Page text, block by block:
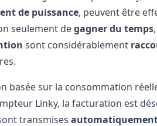
de puissance, peuvent être
seulement degagner du temps
sont considérablement
basée sur la consommation
Linky, la facturation est
transmises